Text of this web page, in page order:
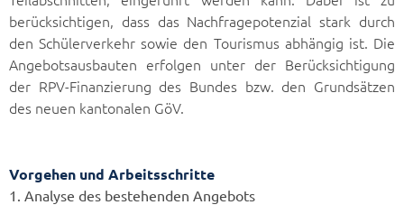
berücksichtigen, dass das Nachfragepotenzial stark durch
den Schülerverkehr sowie den Tourismus abhängig ist. Die
Angebotsausbauten erfolgen unter der Berücksichtigung
der RPV-Finanzierung des Bundes bzw. den Grundsätzen
des neuen kantonalen GöV.
Vorgehen und Arbeitsschritte
1. Analyse des bestehenden Angebots